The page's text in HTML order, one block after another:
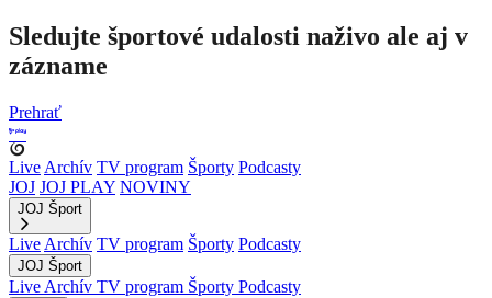
Sledujte športové udalosti naživo ale aj v
zázname
Prehrať
Live Archív TV program Športy Podcasty
JOJ JOJ PLAY NOVINY
JOJ Šport
Live Archív TV program Športy Podcasty
JOJ Šport
Live Archív TV program Športy Podcasty